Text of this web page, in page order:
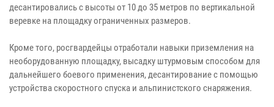
десантировались с высоты от 10 до 35 метров по вертикальной
веревке на площадку ограниченных размеров.
Кроме того, росгвардейцы отработали навыки приземления на
необорудованную площадку, высадку штурмовым способом для
дальнейшего боевого применения, десантирование с помощью
устройства скоростного спуска и альпинистского снаряжения.